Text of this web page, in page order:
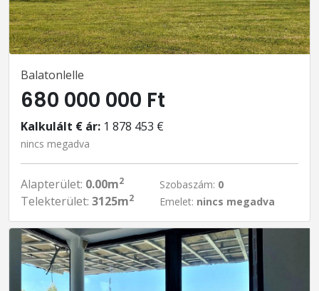
Balatonlelle
680 000 000 Ft
Kalkulált € ár: 1 878 453 €
nincs megadva
Alapterület: 0.00m2
Telekterület: 3125m2
Szobaszám: 0
Emelet: nincs megadva